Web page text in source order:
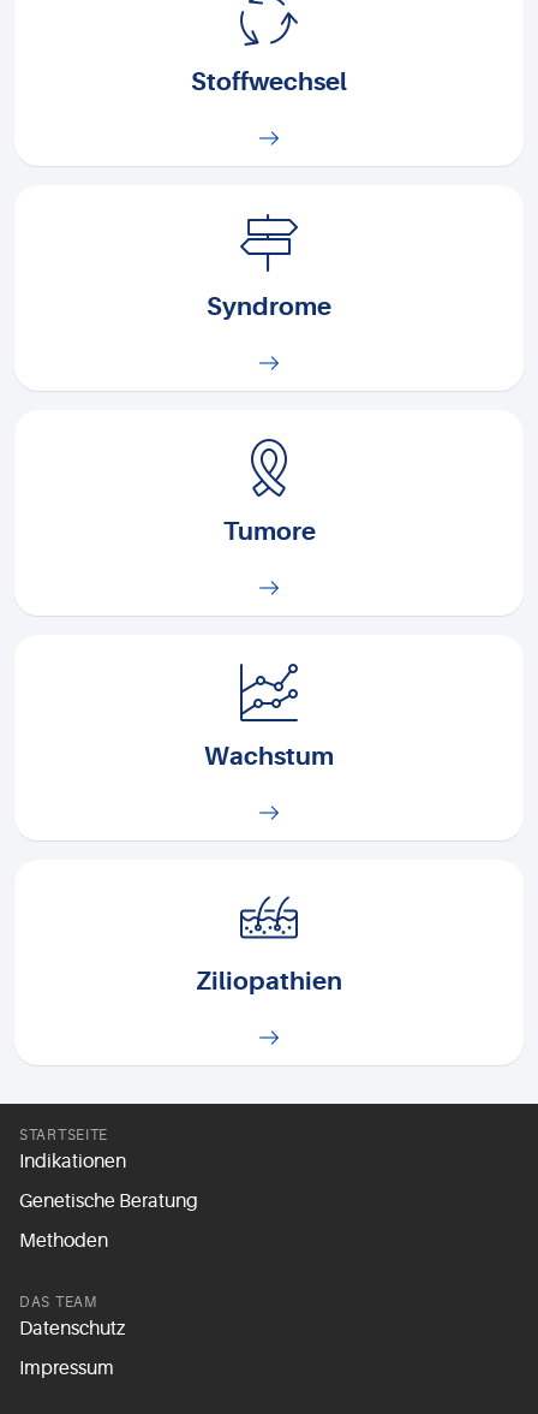
Stoffwechsel
Syndrome
Tumore
Wachstum
Ziliopathien
STARTSEITE
Indikationen
Genetische Beratung
Methoden
DAS TEAM
Datenschutz
Impressum